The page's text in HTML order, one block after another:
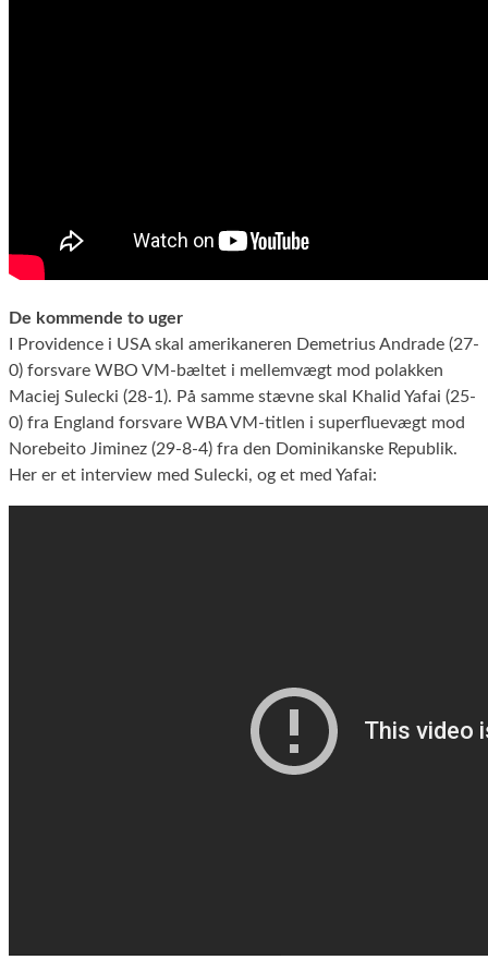
De kommende to uger
I Providence i USA skal amerikaneren Demetrius Andrade (27-
0) forsvare WBO VM-bæltet i mellemvægt mod polakken
Maciej Sulecki (28-1). På samme stævne skal Khalid Yafai (25-
0) fra England forsvare WBA VM-titlen i superfluevægt mod
Norebeito Jiminez (29-8-4) fra den Dominikanske Republik.
Her er et interview med Sulecki, og et med Yafai: